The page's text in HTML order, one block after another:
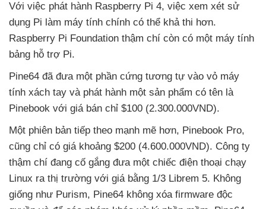
Với việc phát hành Raspberry Pi 4, việc xem xét sử
dụng Pi làm máy tính chính có thể khả thi hơn.
Raspberry Pi Foundation thậm chí còn có một máy tính
bảng hỗ trợ Pi.
Pine64 đã đưa một phần cứng tương tự vào vỏ máy
tính xách tay và phát hành một sản phẩm có tên là
Pinebook với giá bán chỉ $100 (2.300.000VND).
Một phiên bản tiếp theo mạnh mẽ hơn, Pinebook Pro,
cũng chỉ có giá khoảng $200 (4.600.000VND). Công ty
thậm chí đang cố gắng đưa một chiếc điện thoại chạy
Linux ra thị trường với giá bằng 1/3 Librem 5. Không
giống như Purism, Pine64 không xóa firmware độc